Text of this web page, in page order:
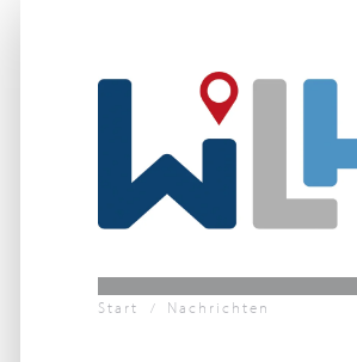
Start Nachrichten